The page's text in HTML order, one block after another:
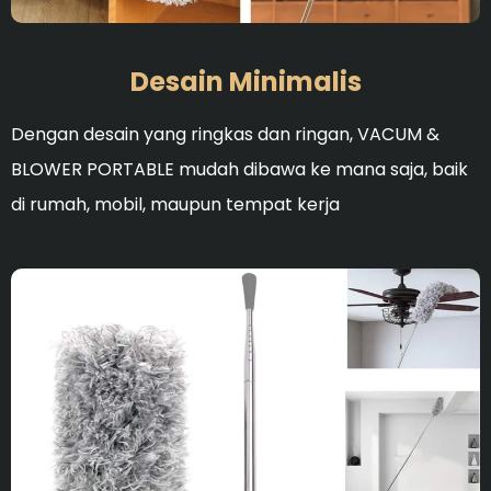
Desain Minimalis
Dengan desain yang ringkas dan ringan, VACUM &
BLOWER PORTABLE mudah dibawa ke mana saja, baik
di rumah, mobil, maupun tempat kerja